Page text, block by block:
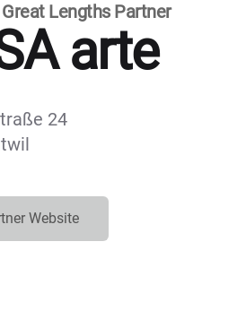
Lengths Partner
arte
24
Website